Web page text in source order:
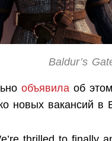
Baldur’s
объявила об
новых вакансий в